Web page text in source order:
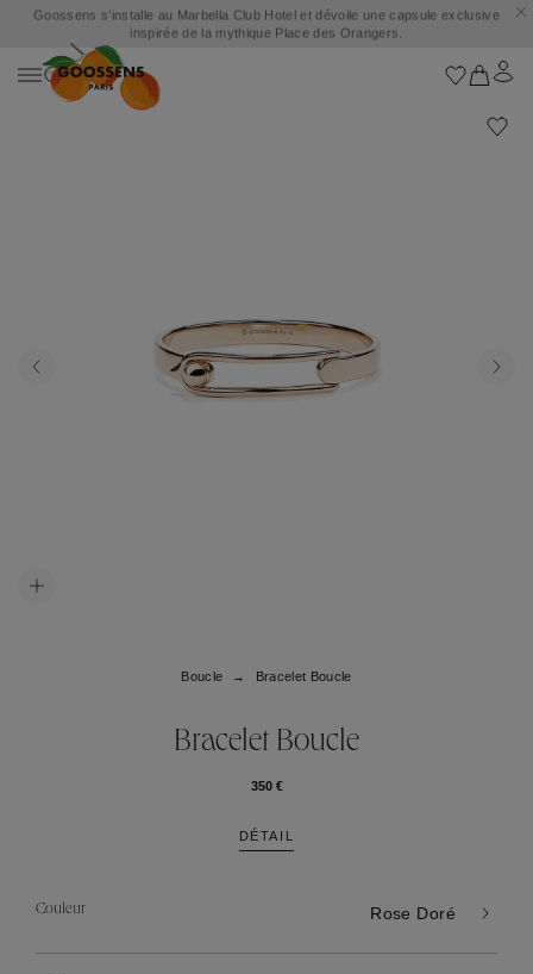
Goossens s’installe au Marbella Club Hotel et dévoile une capsule exclusive
inspirée de la mythique Place des Orangers.
Boucle Bracelet Boucle
Bracelet Boucle
350 €
DÉTAIL
Couleur Rose Doré